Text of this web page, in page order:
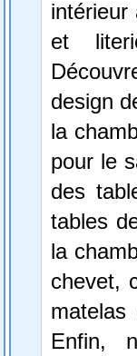
intérieur
et
design
la
pour le
des
tables
la
chevet,
Enfin,